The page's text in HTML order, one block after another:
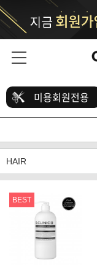
미용회원전용
HAIR
BEST